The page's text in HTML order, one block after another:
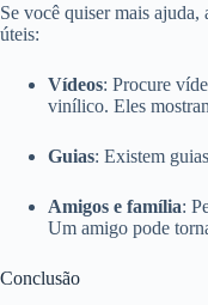
Se você quiser mais ajuda,
úteis:
Vídeos: Procure
vinílico. Eles
Guias: Existem
Amigos e família:
Um amigo pode
Conclusão